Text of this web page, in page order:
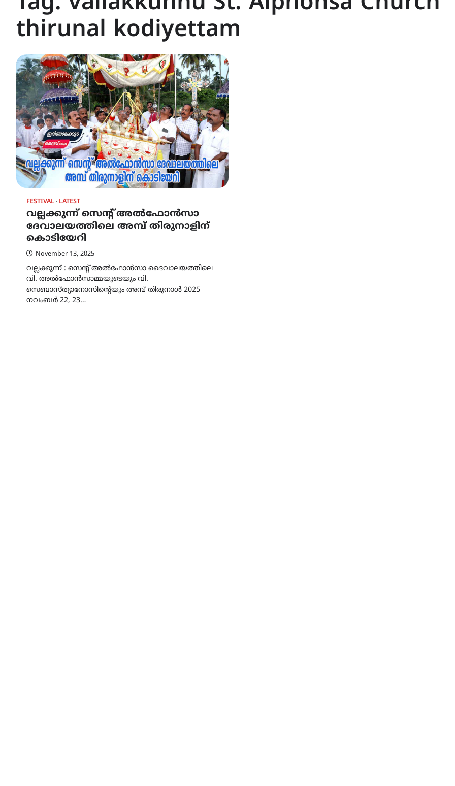
thirunal kodiyettam
FESTIVAL LATEST
വല്ലക്കുന്ന് സെന്റ് അൽഫോൻസാ
ദേവാലയത്തിലെ അമ്പ് തിരുനാളിന്
കൊടിയേറി
November 13, 2025
വല്ലക്കുന്ന് : സെൻ്റ് അൽഫോൻസാ ദൈവാലയത്തിലെ
വി. അൽഫോൻസാമ്മയുടെയും വി.
സെബാസ്ത്യാനോസിൻ്റെയും അമ്പ് തിരുനാൾ 2025
നവംബർ 22, 23…